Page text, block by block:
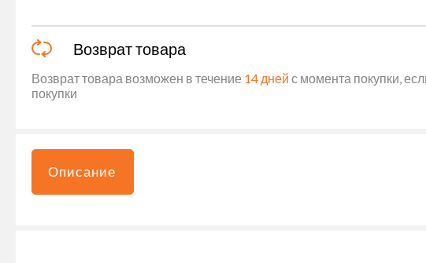
Возврат товара
Возврат товара возможен в течение 14 дней с момента покупки,
покупки
Описание